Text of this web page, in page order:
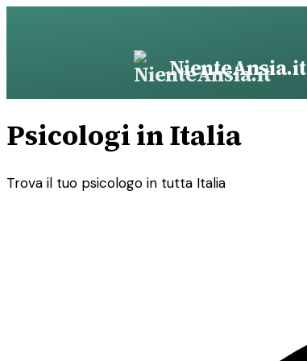
NienteAnsia.it
Psicologi in Italia
Trova il tuo psicologo in tutta Italia